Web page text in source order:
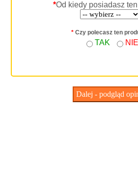
*Od kiedy posiadasz
*Czy polecasz ten
TAK NIE